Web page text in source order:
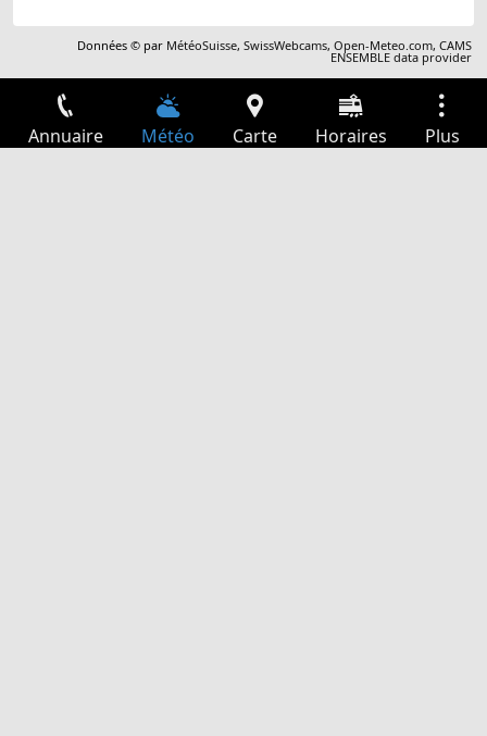
Données © par MétéoSuisse,SwissWebcams,Open-Meteo.com,CAMS
ENSEMBLE data provider
Annuaire Météo Carte Horaires Plus